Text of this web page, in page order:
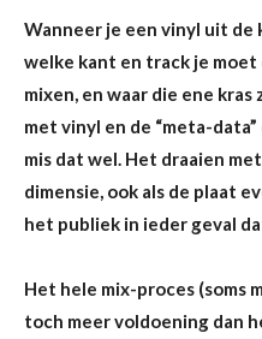
Wanneer je een vinyl uit
welke kant en track je moet
mixen, en waar die ene
met vinyl en de “meta-
mis dat wel. Het draaien
dimensie, ook als de plaat
het publiek in ieder geval
Het hele mix-proces (soms
toch meer voldoening dan